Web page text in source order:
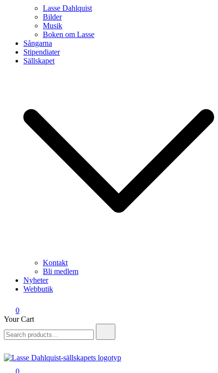
Lasse Dahlquist
Bilder
Musik
Boken om Lasse
Sångarna
Stipendiater
Sällskapet
Kontakt
Bli medlem
Nyheter
Webbutik
0
Your Cart
for:
0